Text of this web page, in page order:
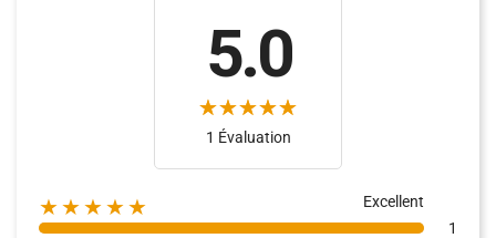
5.0
1 Évaluation
★★★★★
Excellent
1